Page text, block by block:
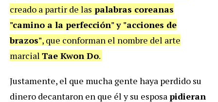
creado a partir de las palabras coreanas
"camino a la perfección" y "acciones de
brazos", que conforman el nombre del arte
marcial Tae Kwon Do.
Justamente, el que mucha gente haya perdido su
dinero decantaron en que él y su esposapidieran